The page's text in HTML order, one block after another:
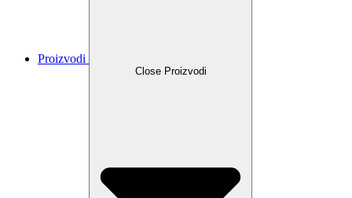
Proizvodi
Close Proizvodi